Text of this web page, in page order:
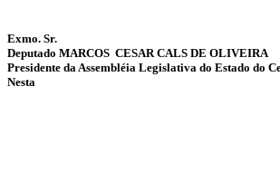
Exmo. Sr.
Deputado MARCOS CESAR CALS DE OLIVEIRA
Presidente da Assembléia Legislativa do Estado do
Nesta